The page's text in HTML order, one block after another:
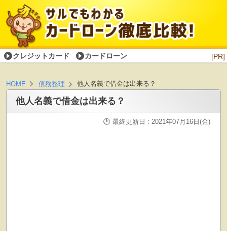
[PR]
クレジットカード カードローン
HOME 債務整理 他人名義で借金は出来る？
他人名義で借金は出来る？
最終更新日 : 2021年07月16日(金)